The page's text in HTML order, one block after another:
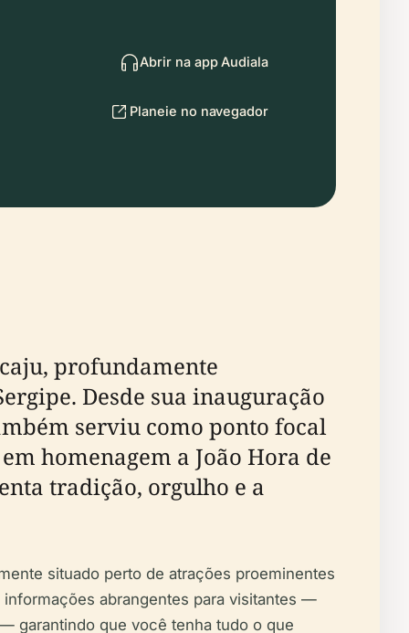
Abrir na app Audiala
Planeie no navegador
profundamente
Desde sua inauguração
serviu como ponto focal
homenagem a João Hora de
tradição, orgulho e a
situado perto de atrações proeminentes
abrangentes para visitantes —
garantindo que você tenha tudo o que